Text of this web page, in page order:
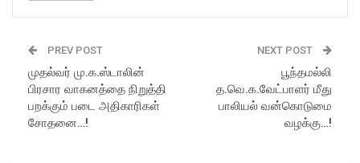
PREV POST
முதல்வர் மு.க.ஸ்டாலின்
பிரசார வாகனத்தை நிறுத்தி
பறக்கும் படை அதிகாரிகள்
சோதனை…!
NEXT POST
பூந்தமல்லி
த.வெ.க.வேட்பாளர் மீது
பாலியல் வன்கொடுமை
வழக்கு…!